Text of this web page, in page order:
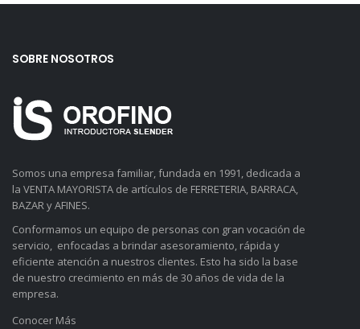
SOBRE NOSOTROS
Somos una empresa familiar, fundada en 1991, dedicada a
la VENTA MAYORISTA de artículos de FERRETERIA, BARRACA,
BAZAR y AFINES.
Conformamos un equipo de personas con gran vocación de
servicio, enfocadas a brindar asesoramiento, rápida y
eficiente atención a nuestros clientes. Esto ha sido la base
de nuestro crecimiento en más de 30 años de vida de la
empresa.
Conocer Más